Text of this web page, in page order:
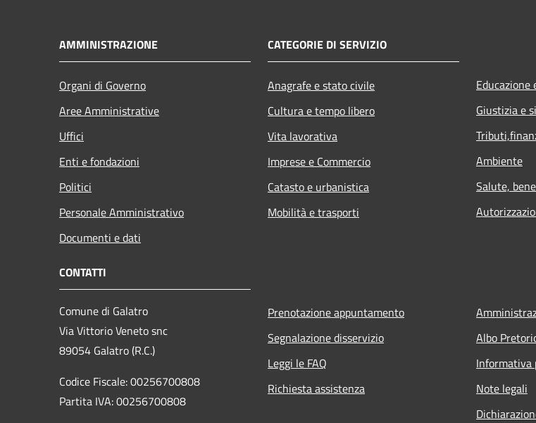
AMMINISTRAZIONE
Organi di Governo
Aree Amministrative
Uffici
Enti e fondazioni
Politici
Personale Amministrativo
Documenti e dati
CATEGORIE DI SERVIZIO
Anagrafe e stato civile
Cultura e tempo libero
Vita lavorativa
Imprese e Commercio
Catasto e urbanistica
Mobilità e trasporti
Educazione
Giustizia e
Ambiente
Salute,
CONTATTI
Comune di Galatro
Via Vittorio Veneto snc
89054 Galatro (R.C.)
Codice Fiscale: 00256700808
Partita IVA: 00256700808
Prenotazione appuntamento
Segnalazione disservizio
Leggi le FAQ
Richiesta assistenza
Albo
Informativa
Note legali